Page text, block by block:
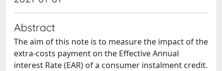
Abstract
The aim of this note is to measure the impact of the
extra-costs payment on the Effective Annual
interest Rate (EAR) of a consumer instalment credit.